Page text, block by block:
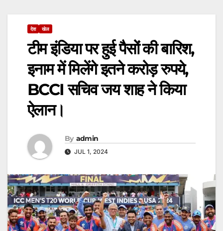
देश खेल
टीम इंडिया पर हुई पैसों की बारिश,
इनाम में मिलेंगे इतने करोड़ रुपये,
BCCI सचिव जय शाह ने किया
ऐलान।
By admin
JUL 1, 2024